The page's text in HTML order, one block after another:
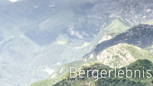
Bergerlebnis